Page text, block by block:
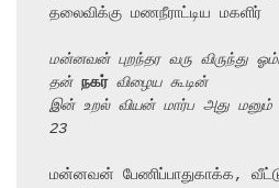
தலைவிக்கு மணநீராட்டிய மகளிர்
மன்னவன் புறந்தர வரு விருந்து
தன் நகர் விழைய கூடின்
இன் உறல் வியன் மார்ப அது
23
மன்னவன் பேணிப்பாதுகாக்க,